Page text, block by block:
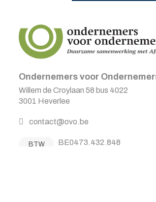
Ondernemers voor
Willem de Croylaan 58 bus 4022
3001 Heverlee
contact@ovo.be
BTW BE0473.432.848